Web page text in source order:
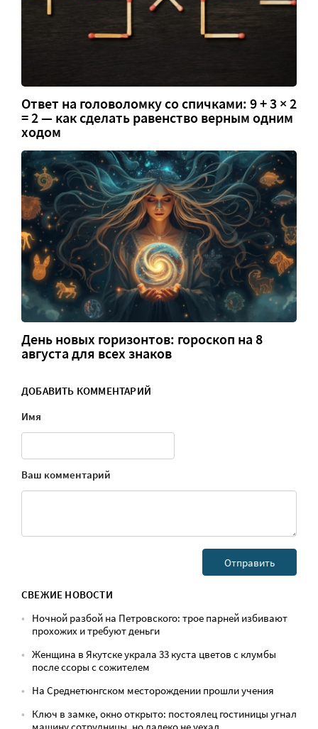
Ответ на головоломку со спичками: 9 + 3 × 2
= 2 — как сделать равенство верным одним
ходом
День новых горизонтов: гороскоп на 8
августа для всех знаков
ДОБАВИТЬ КОММЕНТАРИЙ
Имя
Ваш комментарий
СВЕЖИЕ НОВОСТИ
Ночной разбой на Петровского: трое парней избивают
прохожих и требуют деньги
Женщина в Якутске украла 33 куста цветов с клумбы
после ссоры с сожителем
На Среднетюнгском месторождении прошли учения
Ключ в замке, окно открыто: постоялец гостиницы угнал